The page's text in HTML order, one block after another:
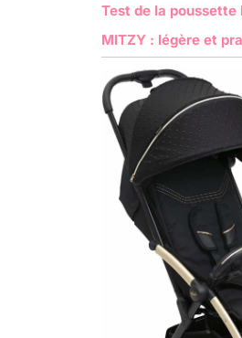
Test de la
MITZY : légère et